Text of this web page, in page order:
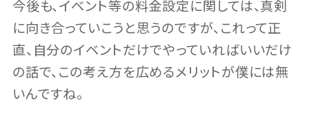
今後も、イベント等の料金設定に関しては、真剣
に向き合っていこうと思うのですが、これって正
直、自分のイベントだけでやっていればいいだけ
の話で、この考え方を広めるメリットが僕には無
いんですね。